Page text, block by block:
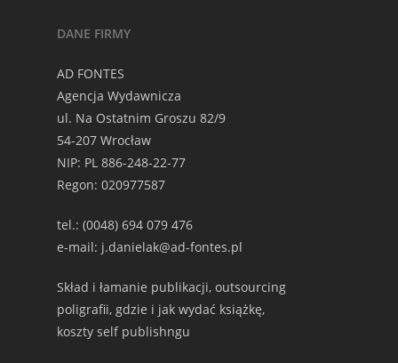
DANE FIRMY
AD FONTES
Agencja Wydawnicza
ul. Na Ostatnim Groszu 82/9
54-207 Wrocław
NIP: PL 886-248-22-77
Regon: 020977587
tel.: (0048) 694 079 476
e-mail: j.danielak@ad-fontes.pl
Skład i łamanie publikacji, outsourcing
poligrafii, gdzie i jak wydać książkę,
koszty self publishngu